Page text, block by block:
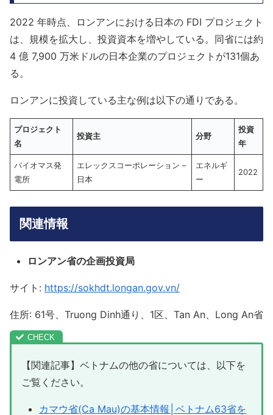
2022 年時点、ロンアンにおける日本の FDI プロジェクト
は、規模を拡大し、投資資本を増やしている。同省には約
4 億 7,900 万米ドルの日本企業のプロジェクトが131個あ
る。
ロンアンに投資している主な例は以下の通りである。
プロジェクト
名
投資主 分野
投資
年
バイオマス発
電所
エレックスコーポレーション –
日本
エネルギ
ー
2022
関連情報
ロンアン省の企画投資局
サイト: https://sokhdt.longan.gov.vn/
住所: 61号、Truong Dinh通り、1区、Tan An、Long An省
【関連記事】ベトナムの他の省については、以下を
ご覧ください。
カマウ省(Ca Mau)の基本情報│ベトナム63省を